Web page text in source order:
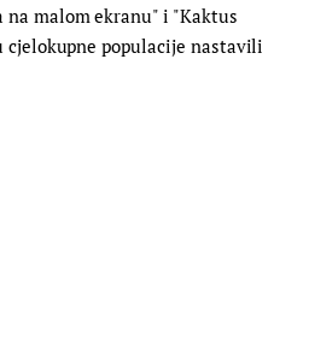
na malom ekranu" i "Kaktus
cjelokupne populacije nastavili